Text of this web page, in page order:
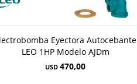
Eyectora Autocebante
LEO 1HP Modelo AJDm
USD 470,00